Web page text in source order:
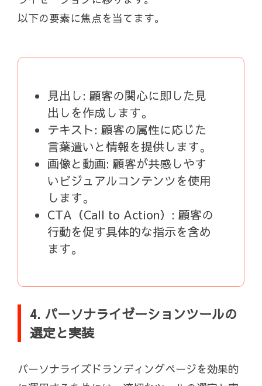
以下の要素に焦点を当てます。
見出し: 顧客の関心に即した見
出しを作成します。
テキスト: 顧客の属性に応じた
言葉遣いと情報を提供します。
画像と動画: 顧客が共感しやす
いビジュアルコンテンツを使用
します。
CTA（Call to Action）: 顧客の
行動を促す具体的な指示を含め
ます。
4. パーソナライゼーションツールの
選定と実装
パーソナライズドランディングページを効果的